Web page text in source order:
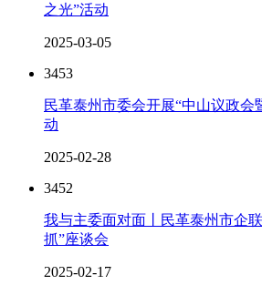
之光”活动
2025-03-05
3453
民革泰州市委会开展“中山议政会
动
2025-02-28
3452
我与主委面对面丨民革泰州市企
抓”座谈会
2025-02-17